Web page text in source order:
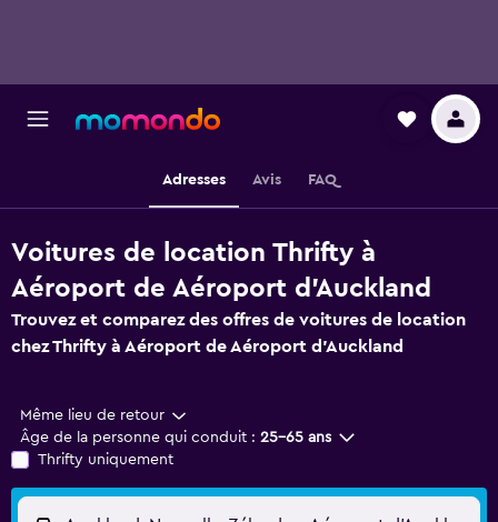
Adresses Avis FAQ
Voitures de location Thrifty à
Aéroport de Aéroport d'Auckland
Trouvez et comparez des offres de voitures de location
chez Thrifty à Aéroport de Aéroport d'Auckland
Même lieu de retour
Âge de la personne qui conduit : 25-65 ans
Thrifty uniquement